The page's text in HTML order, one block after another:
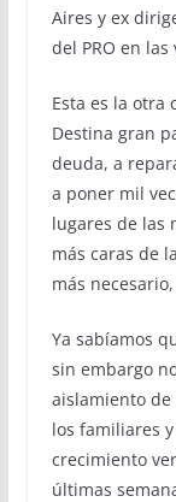
Aires y ex
del PRO en las
Esta es la otra
Destina gran
deuda, a
a poner mil
lugares de las
más caras de
más
Ya sabíamos
sin embargo
aislamiento de
los familiares
crecimiento
últimas